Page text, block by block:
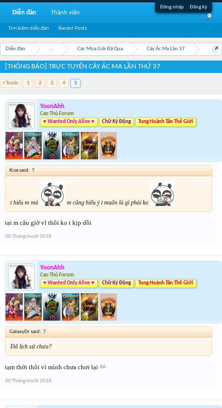
Đăng nhập Đăng ký
Diễn đàn ... Các Mùa Giải Đã Qua Cây Ác Ma Lần 37
[THÔNG BÁO] TRỰC TUYẾN CÂY ÁC MA LẦN THỨ 37
< Trước 1 2 3 4 5
YoonAhh
Cao Thủ Forum
♥ Wanted Only Alive ♥
Chữ Ký Động Tung Hoành Tân Thế Giới
Kise said: ↑
t hiểu m mà m cũng hiểu ý t muốn là gì phải ko
tại m câu giờ vl thôi ko t kịp dồi
30 Tháng mười 2018
YoonAhh
Cao Thủ Forum
♥ Wanted Only Alive ♥
Chữ Ký Động Tung Hoành Tân Thế Giới
GalaxyDr said: ↑
Đã lịch sử chưa?
tạm thời thôi vì mình chưa chơi lại ^^
30 Tháng mười 2018
Diễn đàn
Tìm kiếm diễn đàn Recent Posts
Thành viên